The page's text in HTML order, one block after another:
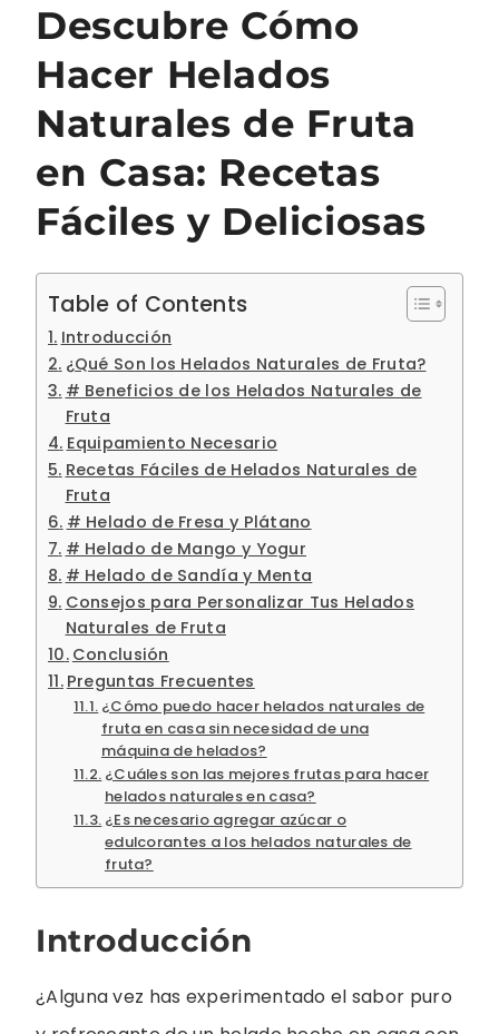
Descubre Cómo
Hacer Helados
Naturales de Fruta
en Casa: Recetas
Fáciles y Deliciosas
Table of Contents
Introducción
¿Qué Son los Helados Naturales de Fruta?
# Beneficios de los Helados Naturales de
Fruta
Equipamiento Necesario
Recetas Fáciles de Helados Naturales de
Fruta
# Helado de Fresa y Plátano
# Helado de Mango y Yogur
# Helado de Sandía y Menta
Consejos para Personalizar Tus Helados
Naturales de Fruta
Conclusión
Preguntas Frecuentes
¿Cómo puedo hacer helados naturales de
fruta en casa sin necesidad de una
máquina de helados?
¿Cuáles son las mejores frutas para hacer
helados naturales en casa?
¿Es necesario agregar azúcar o
edulcorantes a los helados naturales de
fruta?
Introducción
¿Alguna vez has experimentado el sabor puro